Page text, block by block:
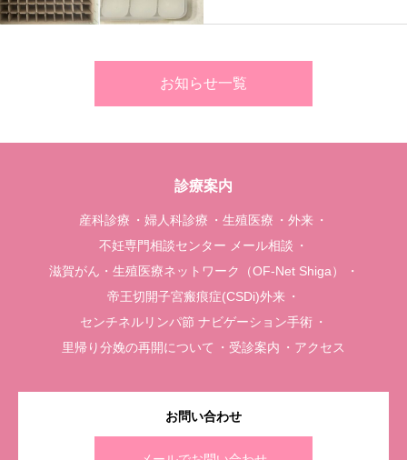
お知らせ一覧
診療案内
産科診療 婦人科診療 生殖医療
外来
不妊専門相談センター メール相談
滋賀がん・生殖医療ネットワーク（OF-Net Shiga）
帝王切開子宮瘢痕症(CSDi)外来
センチネルリンパ節 ナビゲーション手術
里帰り分娩の再開について
受診案内 アクセス
お問い合わせ